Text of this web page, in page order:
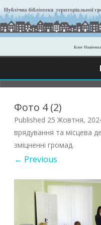
Фото 4 (2)
Published 25 Жовтня,
врядування та місцева
зміцненні громад.
← Previous